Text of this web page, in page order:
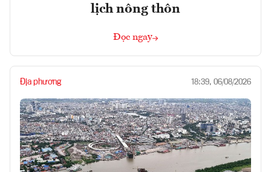
lịch nông thôn
Đọc ngay
Địa phương 18:39, 06/08/2026